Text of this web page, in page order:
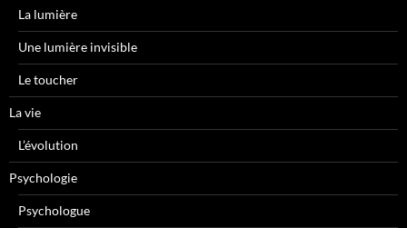
La lumière
Une lumière invisible
Le toucher
La vie
L’évolution
Psychologie
Psychologue